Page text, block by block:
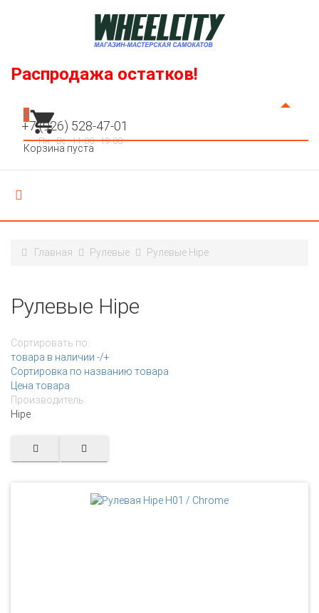
Распродажа остатков!
+7 (926) 528-47-01
Пн - Вс : 11:00 - 19:00
0
Корзина пуста
Главная Рулевые Рулевые Hipe
Рулевые Hipe
Сортировать по:
товара в наличии -/+
Сортировка по названию товара
Цена товара
Производитель:
Hipe